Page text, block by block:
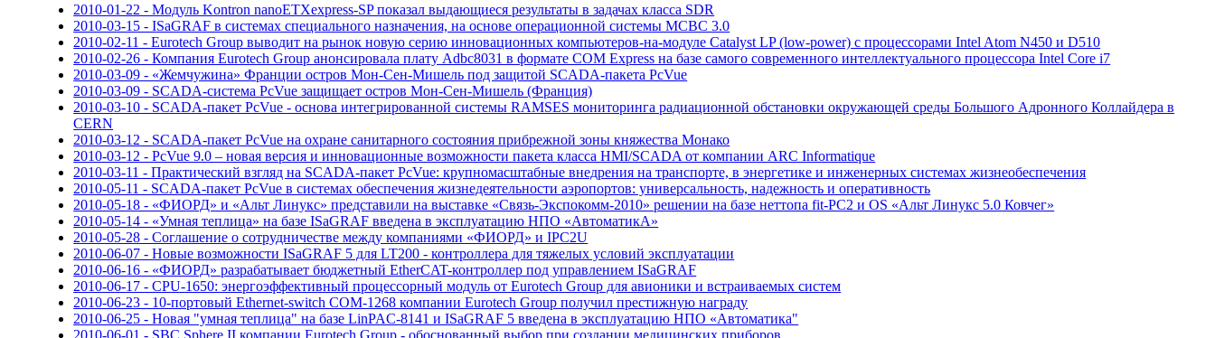
2010-01-22 - Модуль Kontron nanoETXexpress-SP показал выдающиеся результаты в задачах класса SDR
2010-03-15 - ISaGRAF в системах специального назначения, на основе операционной системы МСВС 3.0
2010-02-11 - Eurotech Group выводит на рынок новую серию инновационных компьютеров-на-модуле Catalyst LP (low-power) с процессорами Intel Atom N450 и D510
2010-02-26 - Компания Eurotech Group анонсировала плату Adbc8031 в формате COM Express на базе самого современного интеллектуального процессора Intel Core i7
2010-03-09 - «Жемчужина» Франции остров Мон-Сен-Мишель под защитой SCADA-пакета PcVue
2010-03-09 - SCADA-система PcVue защищает остров Мон-Сен-Мишель (Франция)
2010-03-10 - SCADA-пакет PcVue - основа интегрированной системы RAMSES мониторинга радиационной обстановки окружающей среды Большого Адронного Коллайдера в
CERN
2010-03-12 - SCADA-пакет PcVue на охране санитарного состояния прибрежной зоны княжества Монако
2010-03-12 - PcVue 9.0 – новая версия и инновационные возможности пакета класса HMI/SCADA от компании ARC Informatique
2010-03-11 - Практический взгляд на SCADA-пакет PcVue: крупномасштабные внедрения на транспорте, в энергетике и инженерных системах жизнеобеспечения
2010-05-11 - SCADA-пакет PcVue в системах обеспечения жизнедеятельности аэропортов: универсальность, надежность и оперативность
2010-05-18 - «ФИОРД» и «Альт Линукс» представили на выставке «Связь-Экспокомм-2010» решении на базе неттопa fit-PC2 и OS «Альт Линукс 5.0 Ковчег»
2010-05-14 - «Умная теплица» на базе ISaGRAF введена в эксплуатацию НПО «АвтоматикА»
2010-05-28 - Соглашение о сотрудничестве между компаниями «ФИОРД» и IPC2U
2010-06-07 - Новые возможности ISaGRAF 5 для LT200 - контроллера для тяжелых условий эксплуатации
2010-06-16 - «ФИОРД» разрабатывает бюджетный EtherCAT-контроллер под управлением ISaGRAF
2010-06-17 - CPU-1650: энергоэффективный процессорный модуль от Eurotech Group для авионики и встраиваемых систем
2010-06-23 - 10-портовый Ethernet-switch COM-1268 компании Eurotech Group получил престижную награду
2010-06-25 - Новая "умная теплица" на базе LinPAС-8141 и ISaGRAF 5 введена в эксплуатацию НПО «Автоматика"
2010-06-01 - SBC Sphere II компании Eurotech Group - обоснованный выбор при создании медицинских приборов